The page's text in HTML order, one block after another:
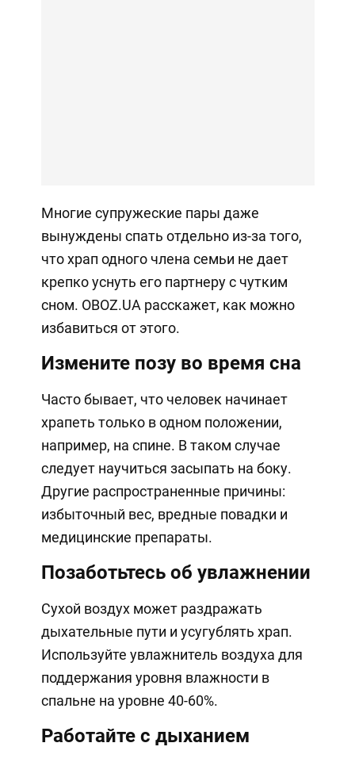
Многие супружеские пары даже
вынуждены спать отдельно из-за того,
что храп одного члена семьи не дает
крепко уснуть его партнеру с чутким
сном. OBOZ.UA расскажет, как можно
избавиться от этого.
Измените позу во время сна
Часто бывает, что человек начинает
храпеть только в одном положении,
например, на спине. В таком случае
следует научиться засыпать на боку.
Другие распространенные причины:
избыточный вес, вредные повадки и
медицинские препараты.
Позаботьтесь об увлажнении
Сухой воздух может раздражать
дыхательные пути и усугублять храп.
Используйте увлажнитель воздуха для
поддержания уровня влажности в
спальне на уровне 40-60%.
Работайте с дыханием